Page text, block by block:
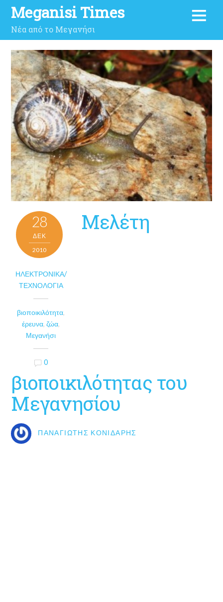
Meganisi Times
Νέα από το Μεγανήσι
28
ΔΕΚ
2010
ΗΛΕΚΤΡΟΝΙΚΆ/
ΤΕΧΝΟΛΟΓΊΑ
βιοποικιλότητα,
έρευνα,ζώα,
Μεγανήσι
0
Μελέτη
βιοποικιλότητας του
Μεγανησίου
ΠΑΝΑΓΙΏΤΗΣ ΚΟΝΙΔΆΡΗΣ